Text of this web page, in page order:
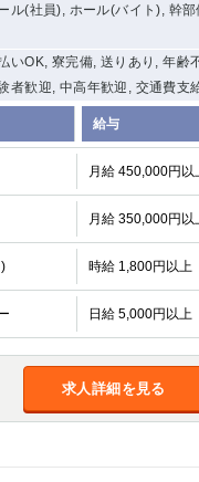
ル(社員), ホール(バイト), 幹
いOK, 寮完備, 送りあり, 年齢
者歓迎, 中高年歓迎, 交通費支
給与
月給 450,000円以
月給 350,000円以
時給 1,800円以上
日給 5,000円以上
求人詳細を見る